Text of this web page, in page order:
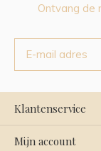
Ontvang de
Klantenservice
Mijn account